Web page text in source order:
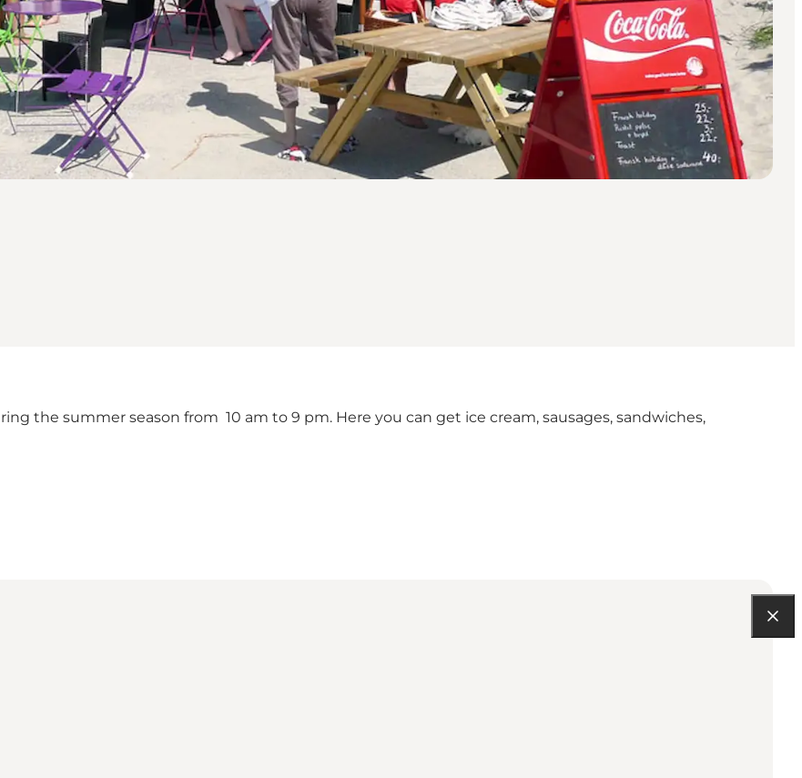
the summer season from 10 am to 9 pm. Here you can get ice cream, sausages, sandwiches,